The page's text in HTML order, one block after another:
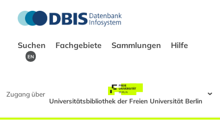
Suchen Fachgebiete Sammlungen Hilfe
EN
Zugang über
Universitätsbibliothek der Freien Universität Berlin